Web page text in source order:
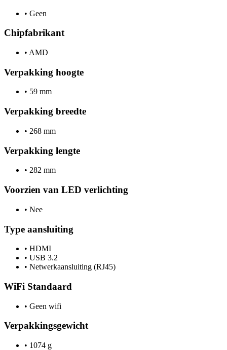
• Geen
Chipfabrikant
• AMD
Verpakking hoogte
• 59 mm
Verpakking breedte
• 268 mm
Verpakking lengte
• 282 mm
Voorzien van LED verlichting
• Nee
Type aansluiting
• HDMI
• USB 3.2
• Netwerkaansluiting (RJ45)
WiFi Standaard
• Geen wifi
Verpakkingsgewicht
• 1074 g